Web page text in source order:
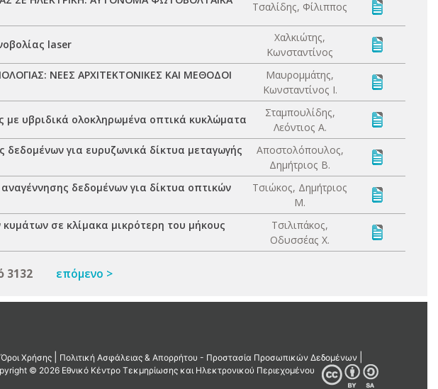
Τσαλίδης, Φίλιππος
laser
Χαλκιώτης,
Κωνσταντίνος
ΝΕΕΣ ΑΡΧΙΤΕΚΤΟΝΙΚΕΣ ΚΑΙ ΜΕΘΟΔΟΙ
Μαυρομμάτης,
Κωνσταντίνος Ι.
υβριδικά ολοκληρωμένα οπτικά κυκλώματα
Σταμπουλίδης,
Λεόντιος Α.
για ευρυζωνικά δίκτυα μεταγωγής
Αποστολόπουλος,
Δημήτριος Β.
δεδομένων για δίκτυα οπτικών
Τσιώκος, Δημήτριος
Μ.
σε κλίμακα μικρότερη του μήκους
Τσιλιπάκος,
Οδυσσέας Χ.
3132 επόμενο >